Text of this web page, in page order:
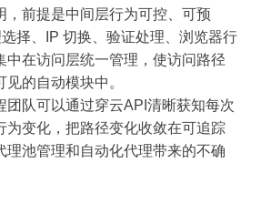
，前提是中间层行为可控、可预
择、IP 切换、验证处理、浏览器行
中在访问层统一管理，使访问路径
的自动模块中。
团队可以通过穿云API清晰获知每次
为变化，把路径变化收敛在可追踪
理池管理和自动化代理带来的不确